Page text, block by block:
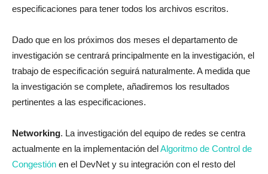
especificaciones para tener todos los archivos escritos.
Dado que en los próximos dos meses el departamento de
investigación se centrará principalmente en la investigación, el
trabajo de especificación seguirá naturalmente. A medida que
la investigación se complete, añadiremos los resultados
pertinentes a las especificaciones.
Networking. La investigación del equipo de redes se centra
actualmente en la implementación del Algoritmo de Control de
Congestión en el DevNet y su integración con el resto del